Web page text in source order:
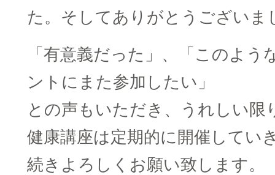
た。そしてありがとうございま
「有意義だった」、「このよう
ントにまた参加したい」
との声もいただき、うれしい限
健康講座は定期的に開催してい
続きよろしくお願い致します。